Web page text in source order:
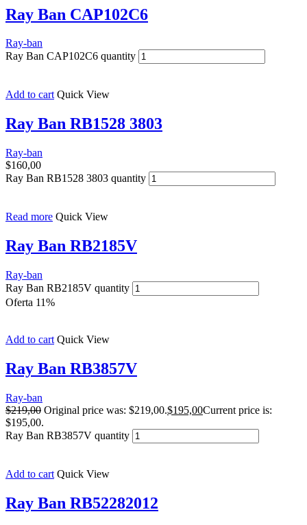
Ray Ban CAP102C6
Ray-ban
Ray Ban CAP102C6 quantity
Add to cart Quick View
Ray Ban RB1528 3803
Ray-ban
$160,00
Ray Ban RB1528 3803 quantity
Read more Quick View
Ray Ban RB2185V
Ray-ban
Ray Ban RB2185V quantity
Oferta 11%
Add to cart Quick View
Ray Ban RB3857V
Ray-ban
$219,00 Original price was: $219,00.$195,00Current price is:
$195,00.
Ray Ban RB3857V quantity
Add to cart Quick View
Ray Ban RB52282012